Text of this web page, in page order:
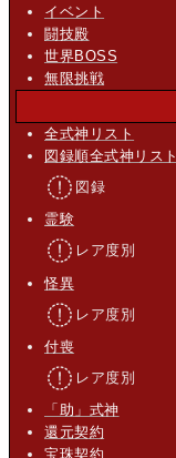
イベント
闘技殿
世界BOSS
無限挑戦
全式神リスト
図録順全式神リスト
図録
霊験
レア度別
怪異
レア度別
付喪
レア度別
「助」式神
還元契約
宝珠契約